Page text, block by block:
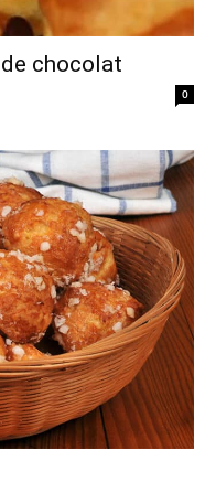
chocolat
0